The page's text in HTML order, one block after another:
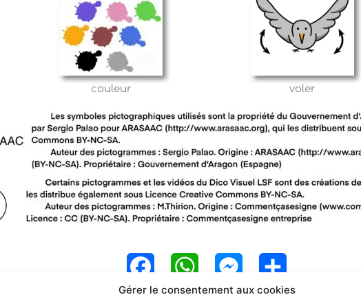
Gérer le consentement aux cookies
couleur voler
F
a
W
h
M
e
P
a